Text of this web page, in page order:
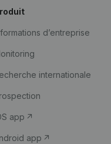
d’entreprise
internationale
app
app